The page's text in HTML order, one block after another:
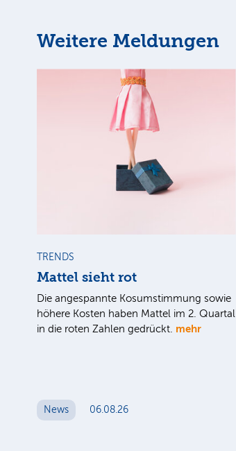
Weitere Meldungen
TRENDS
Mattel sieht rot
Die angespannte Kosumstimmung sowie
höhere Kosten haben Mattel im 2. Quartal
in die roten Zahlen gedrückt. mehr
News 06.08.26